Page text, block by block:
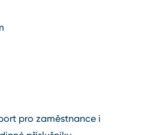
pro zaměstnance i